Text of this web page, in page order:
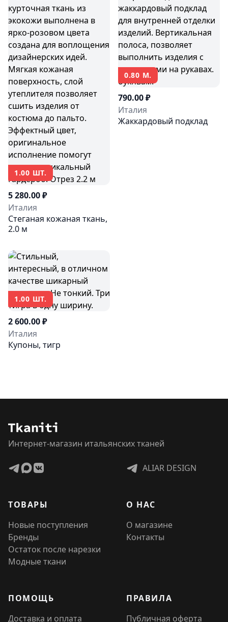
1.00 ШТ.
5 280.00 ₽
Италия
Стеганая кожаная ткань,
2.0 м
0.80 М.
790.00 ₽
Италия
Жаккардовый подклад
1.00 ШТ.
2 600.00 ₽
Италия
Купоны, тигр
Интернет-магазин итальянских тканей
ALIAR DESIGN
ТОВАРЫ
Новые поступления
Бренды
Остаток после нарезки
Модные ткани
О НАС
О магазине
Контакты
ПОМОЩЬ
Доставка и оплата
ПРАВИЛА
Публичная оферта